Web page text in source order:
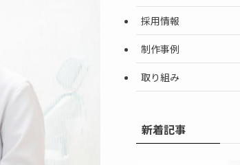
採用情報
制作事例
取り組み
新着記事